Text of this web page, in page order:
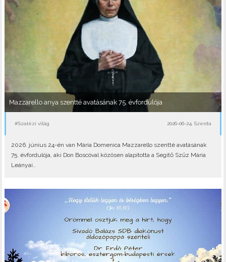
Mazzarello anya szentté avatásának 75. évfordulója
#Szalézi világ 2026-06-24, Szerda
2026. június 24-én van Mária Domenica Mazzarello szentté avatásának
75. évfordulója, aki Don Boscóval közösen alapította a Segítő Szűz Mária
Leányai..